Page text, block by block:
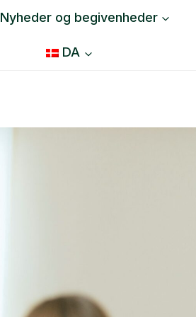
Nyheder og begivenheder
DA